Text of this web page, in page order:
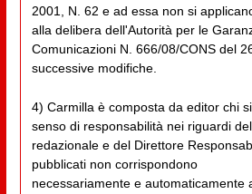
2001, N. 62 e ad essa non si
alla delibera dell'Autorità per le
Comunicazioni N. 666/08/CONS del
successive modifiche.
4) Carmilla è composta da editor chi
senso di responsabilità nei riguardi
redazionale e del Direttore
pubblicati non corrispondono
necessariamente e automaticamente